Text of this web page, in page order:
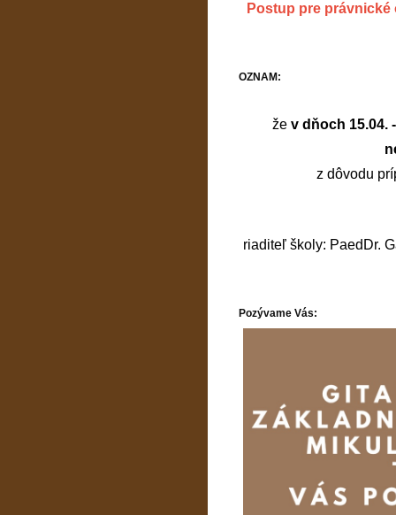
Postup pre právnické
OZNAM:
že v dňoch 15.04.
z dôvodu
riaditeľ školy: PaedDr.
Pozývame Vás: